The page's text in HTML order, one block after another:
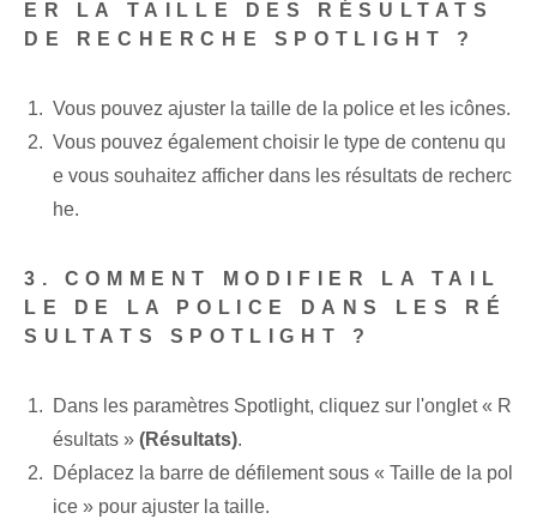
ER LA TAILLE DES RÉSULTATS
DE RECHERCHE SPOTLIGHT ?
Vous pouvez ajuster la taille de la police et les icônes.
Vous pouvez également choisir le type de contenu qu
e vous souhaitez afficher dans les résultats de recherc
he.
3. COMMENT MODIFIER LA TAIL
LE DE LA POLICE DANS LES RÉ
SULTATS SPOTLIGHT ?
Dans les paramètres Spotlight, cliquez sur l'onglet « R
ésultats » (Résultats).
Déplacez la barre de défilement sous « Taille de la pol
ice » pour ajuster la taille.